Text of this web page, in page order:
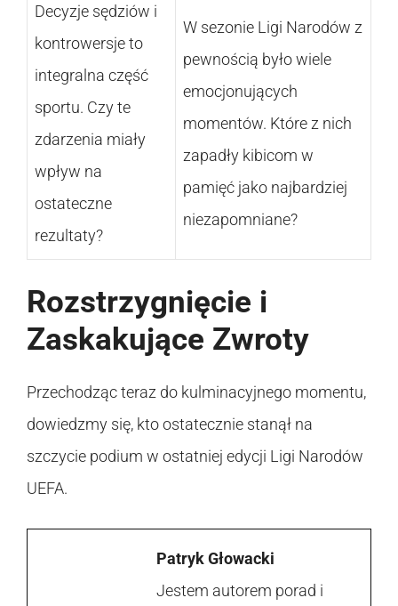
Decyzje sędziów i
kontrowersje to
integralna część
sportu. Czy te
zdarzenia miały
wpływ na
ostateczne
rezultaty?
W sezonie Ligi Narodów z
pewnością było wiele
emocjonujących
momentów. Które z nich
zapadły kibicom w
pamięć jako najbardziej
niezapomniane?
Rozstrzygnięcie i
Zaskakujące Zwroty
Przechodząc teraz do kulminacyjnego momentu,
dowiedzmy się, kto ostatecznie stanął na
szczycie podium w ostatniej edycji Ligi Narodów
UEFA.
Patryk Głowacki
Jestem autorem porad i